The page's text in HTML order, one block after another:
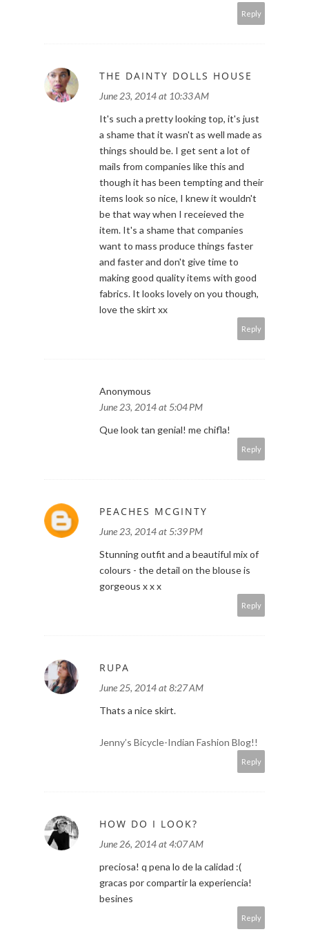
Reply
THE DAINTY DOLLS HOUSE
June 23, 2014 at 10:33 AM
It's such a pretty looking top, it's just
a shame that it wasn't as well made as
things should be. I get sent a lot of
mails from companies like this and
though it has been tempting and their
items look so nice, I knew it wouldn't
be that way when I receieved the
item. It's a shame that companies
want to mass produce things faster
and faster and don't give time to
making good quality items with good
fabrics. It looks lovely on you though,
love the skirt xx
Reply
Anonymous
June 23, 2014 at 5:04 PM
Que look tan genial! me chifla!
Reply
PEACHES MCGINTY
June 23, 2014 at 5:39 PM
Stunning outfit and a beautiful mix of
colours - the detail on the blouse is
gorgeous x x x
Reply
RUPA
June 25, 2014 at 8:27 AM
Thats a nice skirt.
Jenny’s Bicycle-Indian Fashion Blog!!
Reply
HOW DO I LOOK?
June 26, 2014 at 4:07 AM
preciosa! q pena lo de la calidad :(
gracas por compartir la experiencia!
besines
Reply